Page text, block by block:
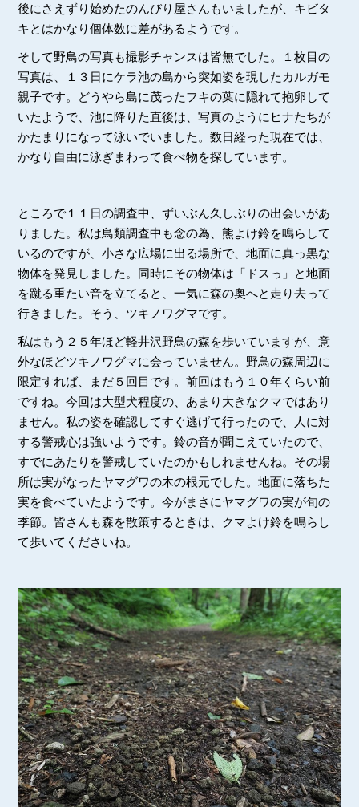
後にさえずり始めたのんびり屋さんもいましたが、キビタ
キとはかなり個体数に差があるようです。
そして野鳥の写真も撮影チャンスは皆無でした。１枚目の
写真は、１３日にケラ池の島から突如姿を現したカルガモ
親子です。どうやら島に茂ったフキの葉に隠れて抱卵して
いたようで、池に降りた直後は、写真のようにヒナたちが
かたまりになって泳いでいました。数日経った現在では、
かなり自由に泳ぎまわって食べ物を探しています。
ところで１１日の調査中、ずいぶん久しぶりの出会いがあ
りました。私は鳥類調査中も念の為、熊よけ鈴を鳴らして
いるのですが、小さな広場に出る場所で、地面に真っ黒な
物体を発見しました。同時にその物体は「ドスっ」と地面
を蹴る重たい音を立てると、一気に森の奥へと走り去って
行きました。そう、ツキノワグマです。
私はもう２５年ほど軽井沢野鳥の森を歩いていますが、意
外なほどツキノワグマに会っていません。野鳥の森周辺に
限定すれば、まだ５回目です。前回はもう１０年くらい前
ですね。今回は大型犬程度の、あまり大きなクマではあり
ません。私の姿を確認してすぐ逃げて行ったので、人に対
する警戒心は強いようです。鈴の音が聞こえていたので、
すでにあたりを警戒していたのかもしれませんね。その場
所は実がなったヤマグワの木の根元でした。地面に落ちた
実を食べていたようです。今がまさにヤマグワの実が旬の
季節。皆さんも森を散策するときは、クマよけ鈴を鳴らし
て歩いてくださいね。